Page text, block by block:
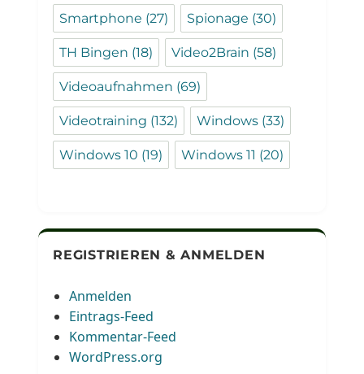
Smartphone (27) Spionage (30)
TH Bingen (18) Video2Brain (58)
Videoaufnahmen (69)
Videotraining (132) Windows (33)
Windows 10 (19) Windows 11 (20)
REGISTRIEREN & ANMELDEN
Anmelden
Eintrags-Feed
Kommentar-Feed
WordPress.org